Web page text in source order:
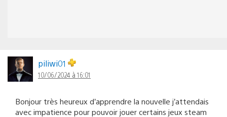
piliwi01
10/06/2024 à 16:01
Bonjour très heureux d’apprendre la nouvelle j’attendais
avec impatience pour pouvoir jouer certains jeux steam